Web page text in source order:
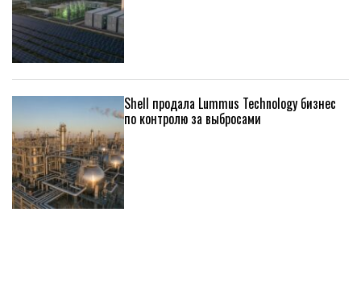
Shell продала Lummus Technology бизнес
по контролю за выбросами